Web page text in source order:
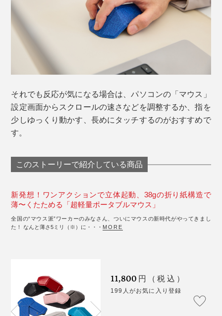
それでも反応が気になる場合は、パソコンの「マウス」
設定画面からスクロールの速さなどを調整するか、指を
少しゆっくり動かす、長めにタッチするのがおすすめで
す。
このストーリーで紹介している商品
新発想！ワンアクションで立体起動、38gの折り紙構造で
薄〜くたためる「超軽量ポータブルマウス」
全国の“マウス派”ワーカーのみなさん、ついにマウスの新時代がやってきまし
た！ なんと薄さ5ミリ（※）に・・・ MORE
11,800 円（税込）
199人がお気に入り登録